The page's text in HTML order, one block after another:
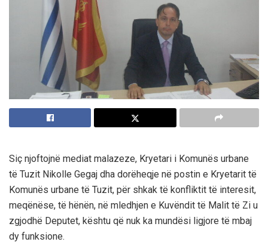
Siç njoftojnë mediat malazeze, Kryetari i Komunës urbane
të Tuzit Nikolle Gegaj dha dorëheqje në postin e Kryetarit të
Komunës urbane të Tuzit, për shkak të konfliktit të interesit,
meqënëse, të hënën, në mledhjen e Kuvëndit të Malit të Zi u
zgjodhë Deputet, kështu që nuk ka mundësi ligjore të mbaj
dy funksione.